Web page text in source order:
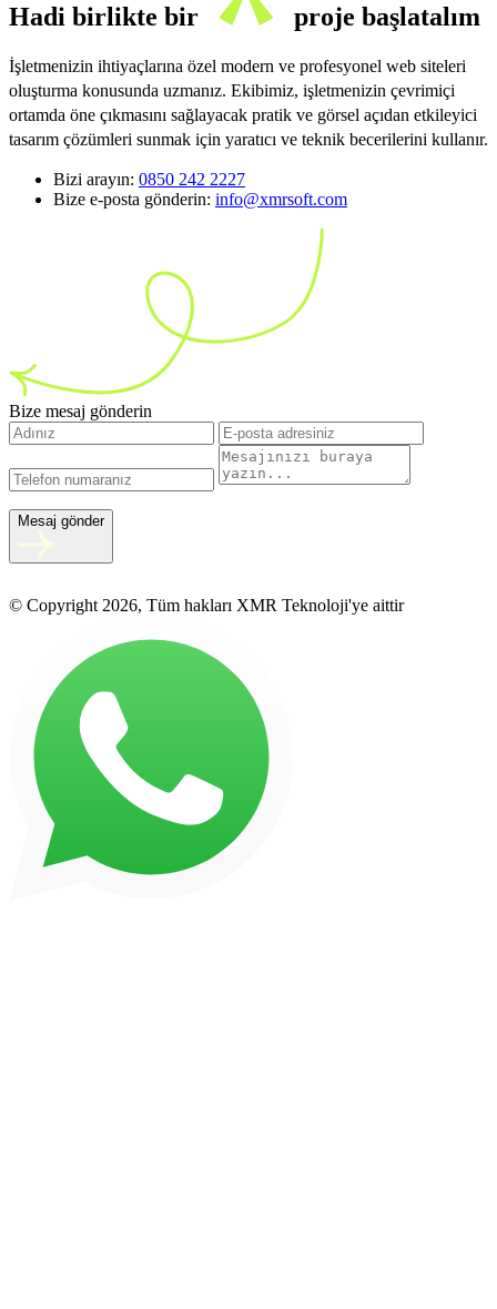
Hadi birlikte bir proje başlatalım
İşletmenizin ihtiyaçlarına özel modern ve profesyonel web siteleri
oluşturma konusunda uzmanız. Ekibimiz, işletmenizin çevrimiçi
ortamda öne çıkmasını sağlayacak pratik ve görsel açıdan etkileyici
tasarım çözümleri sunmak için yaratıcı ve teknik becerilerini kullanır.
Bizi arayın: 0850 242 2227
Bize e-posta gönderin: info@xmrsoft.com
Bize mesaj gönderin
Mesaj gönder
© Copyright 2026, Tüm hakları XMR Teknoloji'ye aittir